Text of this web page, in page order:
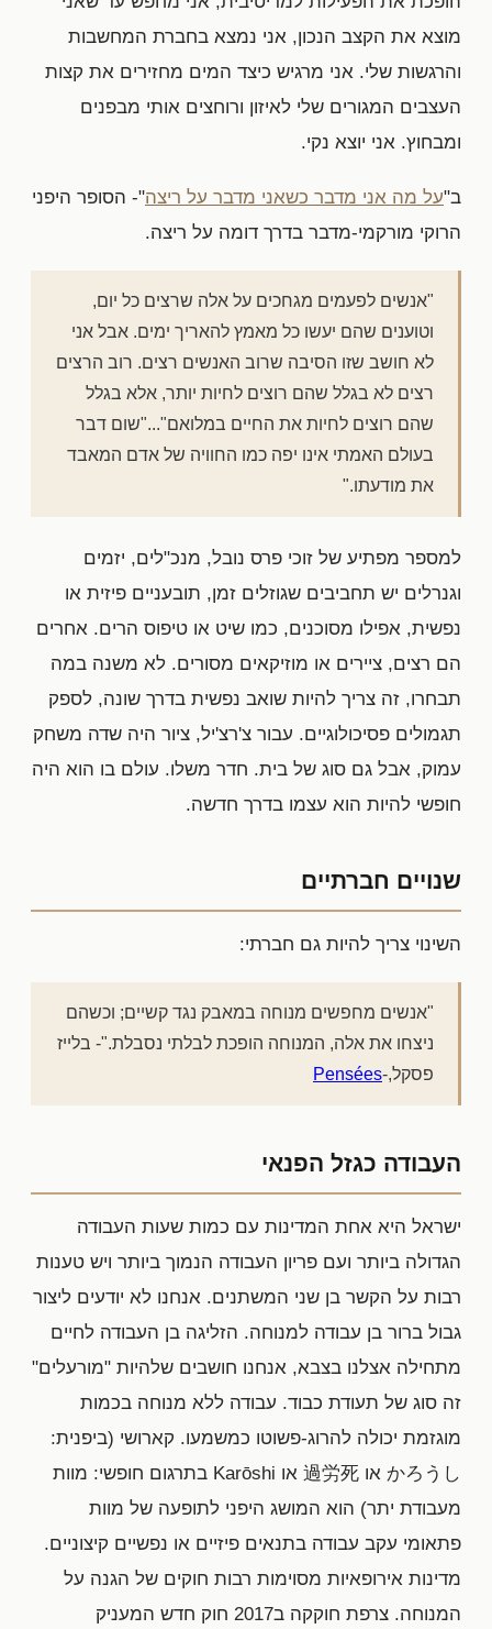
מוצא את הקצב הנכון, אני נמצא בחברת המחשבות
והרגשות שלי. אני מרגיש כיצד המים מחזירים את קצות
העצבים המגורים שלי לאיזון ורוחצים אותי מבפנים
ומבחוץ. אני יוצא נקי.
ב"על מה אני מדבר כשאני מדבר על ריצה"- הסופר היפני
הרוקי מורקמי-מדבר בדרך דומה על ריצה.
"אנשים לפעמים מגחכים על אלה שרצים כל יום,
וטוענים שהם יעשו כל מאמץ להאריך ימים. אבל אני
לא חושב שזו הסיבה שרוב האנשים רצים. רוב הרצים
רצים לא בגלל שהם רוצים לחיות יותר, אלא בגלל
שהם רוצים לחיות את החיים במלואם"..."שום דבר
בעולם האמתי אינו יפה כמו החוויה של אדם המאבד
את מודעתו."
למספר מפתיע של זוכי פרס נובל, מנכ"לים, יזמים
וגנרלים יש תחביבים שגוזלים זמן, תובעניים פיזית או
נפשית, אפילו מסוכנים, כמו שיט או טיפוס הרים. אחרים
הם רצים, ציירים או מוזיקאים מסורים. לא משנה במה
תבחרו, זה צריך להיות שואב נפשית בדרך שונה, לספק
תגמולים פסיכולוגיים. עבור צ'רצ'יל, ציור היה שדה משחק
עמוק, אבל גם סוג של בית. חדר משלו. עולם בו הוא היה
חופשי להיות הוא עצמו בדרך חדשה.
שנויים חברתיים
השינוי צריך להיות גם חברתי:
"אנשים מחפשים מנוחה במאבק נגד קשיים; וכשהם
ניצחו את אלה, המנוחה הופכת לבלתי נסבלת."- בלייז
פסקל,-Pensées
העבודה כגזל הפנאי
ישראל היא אחת המדינות עם כמות שעות העבודה
הגדולה ביותר ועם פריון העבודה הנמוך ביותר ויש טענות
רבות על הקשר בן שני המשתנים. אנחנו לא יודעים ליצור
גבול ברור בן עבודה למנוחה. הזליגה בן העבודה לחיים
מתחילה אצלנו בצבא, אנחנו חושבים שלהיות "מורעלים"
זה סוג של תעודת כבוד. עבודה ללא מנוחה בכמות
מוגזמת יכולה להרוג-פשוטו כמשמעו. קארושי (ביפנית:
かろうし או 過労死 או Karōshi בתרגום חופשי: מוות
מעבודת יתר) הוא המושג היפני לתופעה של מוות
פתאומי עקב עבודה בתנאים פיזיים או נפשיים קיצוניים.
מדינות אירופאיות מסוימות רבות חוקים של הגנה על
המנוחה. צרפת חוקקה ב2017 חוק חדש המעניק